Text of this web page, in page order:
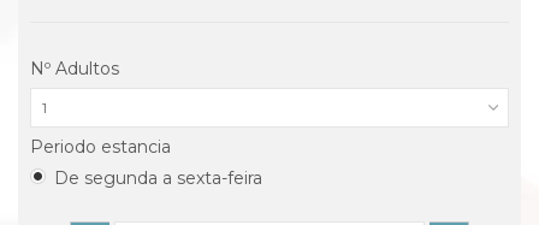
Nº Adultos
1
Periodo estancia
De segunda a sexta-feira